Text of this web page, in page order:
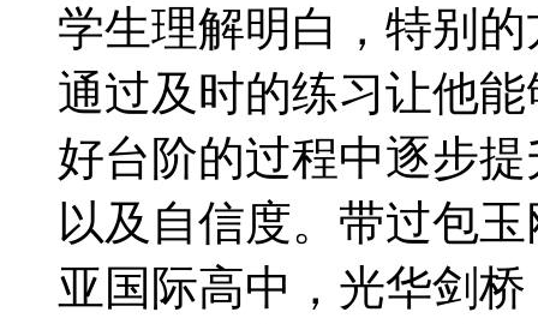
学生理解明白，特别
通过及时的练习让他
好台阶的过程中逐步
以及自信度。带过包
亚国际高中，光华剑